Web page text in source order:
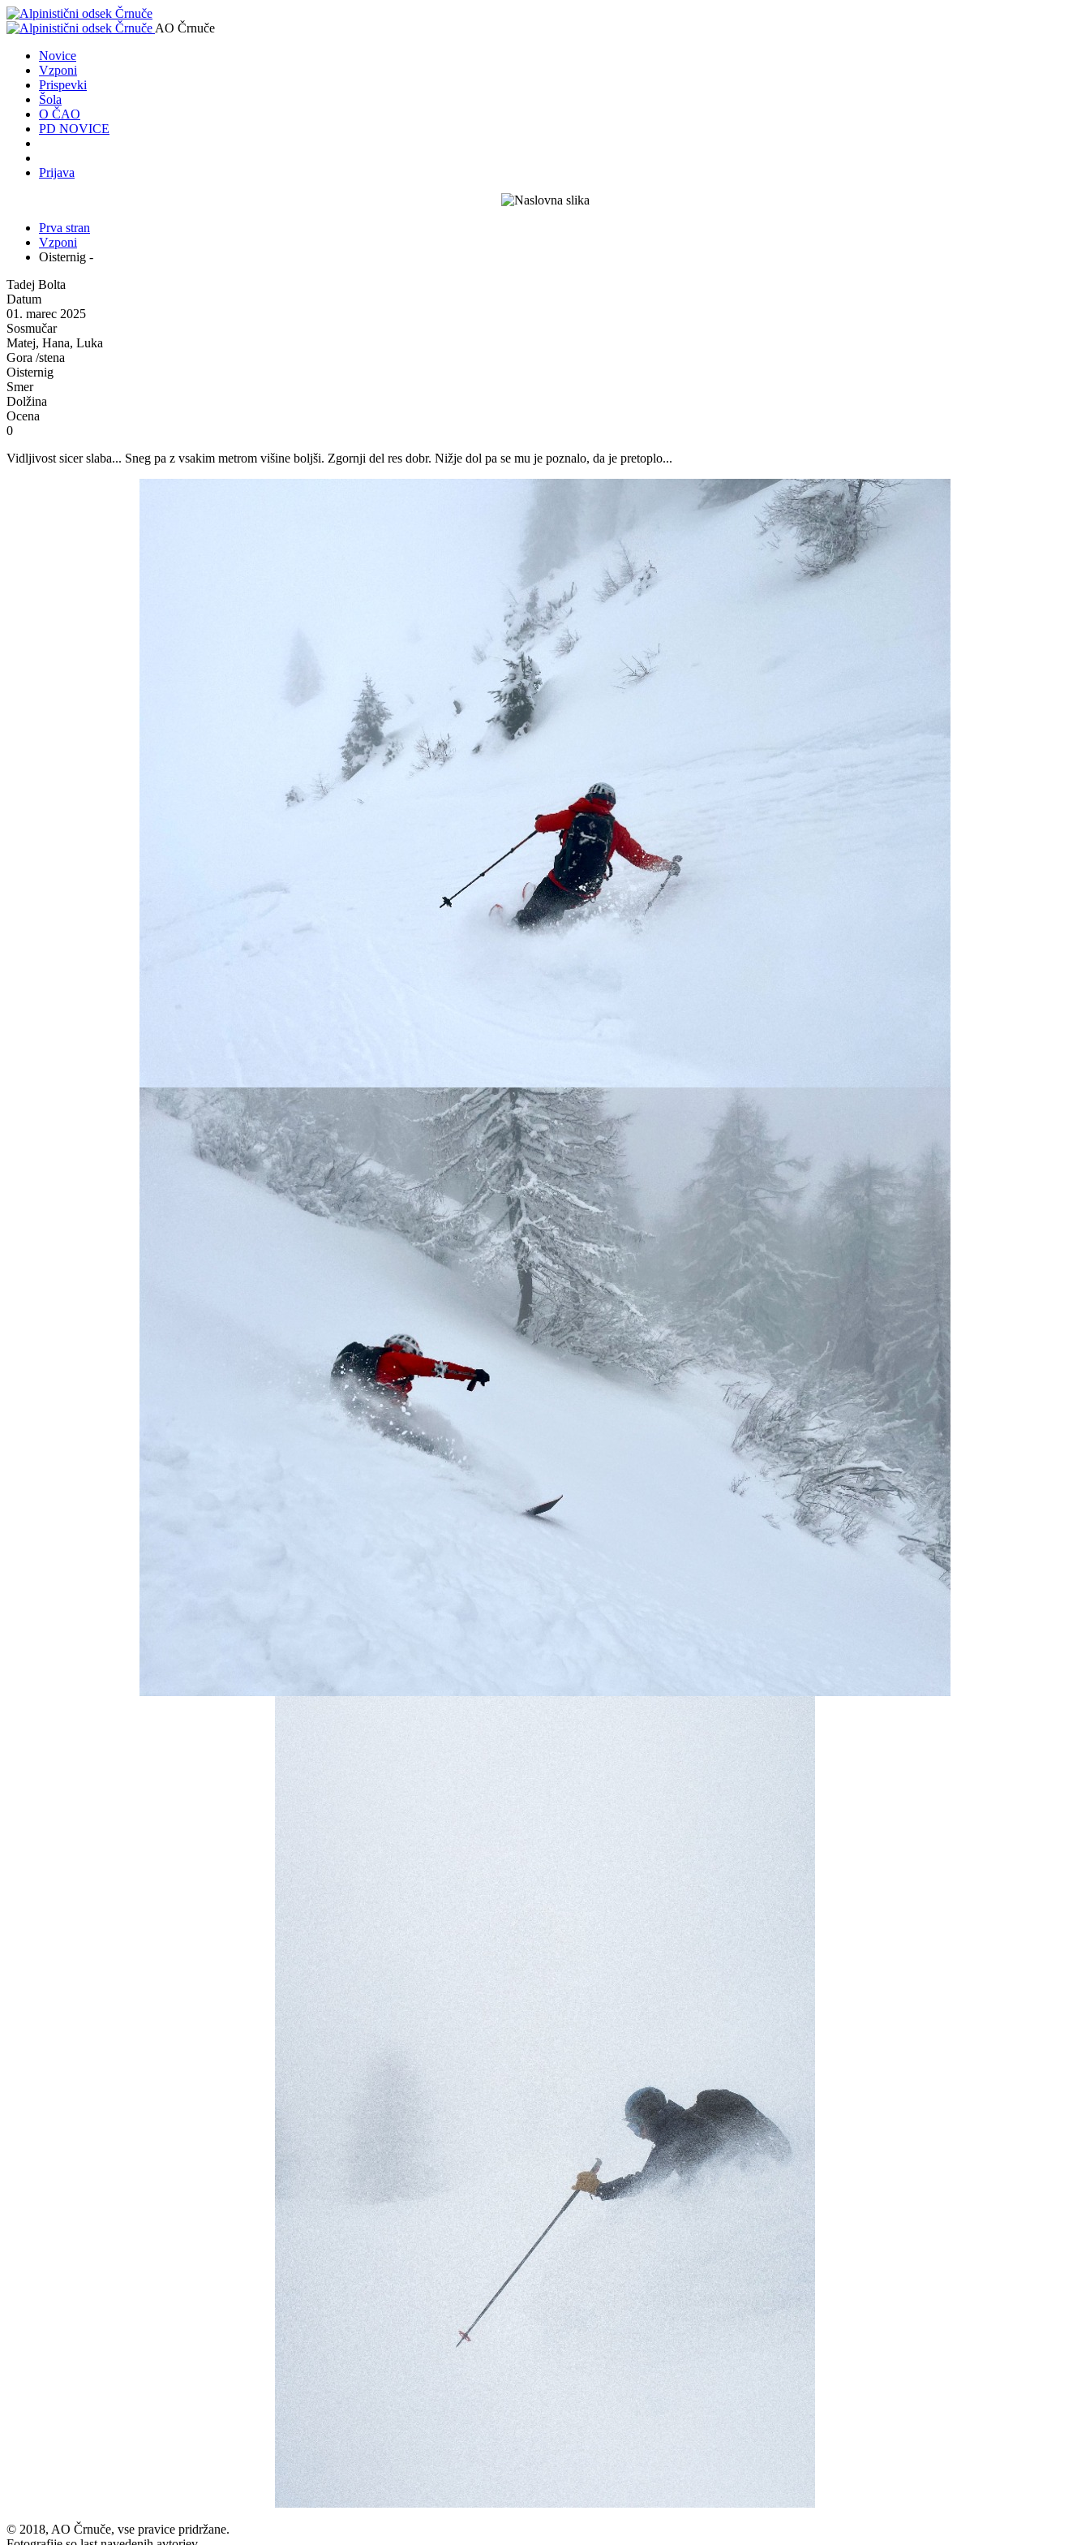
AO Črnuče
Novice
Vzponi
Prispevki
Šola
O ČAO
PD NOVICE
Prijava
Prva stran
Vzponi
Oisternig -
Tadej Bolta
Datum
01. marec 2025
Sosmučar
Matej, Hana, Luka
Gora /stena
Oisternig
Smer
Dolžina
Ocena
0
Vidljivost sicer slaba... Sneg pa z vsakim metrom višine boljši. Zgornji del res dobr. Nižje dol pa se mu je poznalo, da je pretoplo...
© 2018, AO Črnuče, vse pravice pridržane.